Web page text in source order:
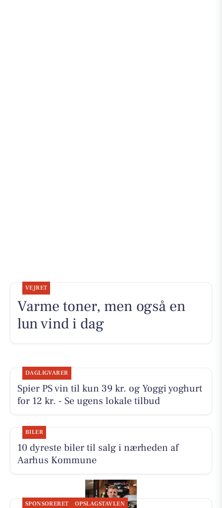
VEJRET
Varme toner, men også en
lun vind i dag
DAGLIGVARER
Spier PS vin til kun 39 kr. og Yoggi yoghurt
for 12 kr. - Se ugens lokale tilbud
BILER
10 dyreste biler til salg i nærheden af
Aarhus Kommune
SPONSORERET OPSLAGSTAVLEN